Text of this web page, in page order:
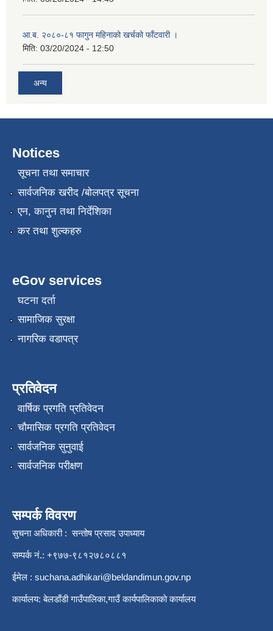
आ.ब. २०८०-८१ फागुन महिनाको खर्चको फाँटवारी ।
मिति: 03/20/2024 - 12:50
अन्य
Notices
सूचना तथा समाचार
सार्वजनिक खरीद /बोलपत्र सूचना
एन, कानुन तथा निर्देशिका
कर तथा शुल्कहरु
eGov services
घटना दर्ता
सामाजिक सुरक्षा
नागरिक वडापत्र
प्रतिवेदन
वार्षिक प्रगति प्रतिवेदन
चौमासिक प्रगति प्रतिवेदन
सार्वजनिक सुनुवाई
सार्वजनिक परीक्षण
सम्पर्क विवरण
सुचना अधिकारी : सन्तोष प्रसाद उपाध्याय
सम्पर्क नं.: +९७७-९८१२७८०८८१
ईमेल : suchana.adhikari@beldandimun.gov.np
कार्यालय: बेलडाँडी गाउँपालिका,गाउँ कार्यपालिकाकाे कार्यालय